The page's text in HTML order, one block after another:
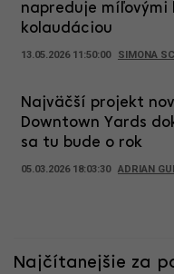
napreduje míľovými
kolaudáciou
13.05.2026 11:50:00 SIMONA
Najväčší projekt
Downtown Yards
sa tu bude o rok
05.03.2026 18:03:30 ADRIAN
Najčítanejšie za